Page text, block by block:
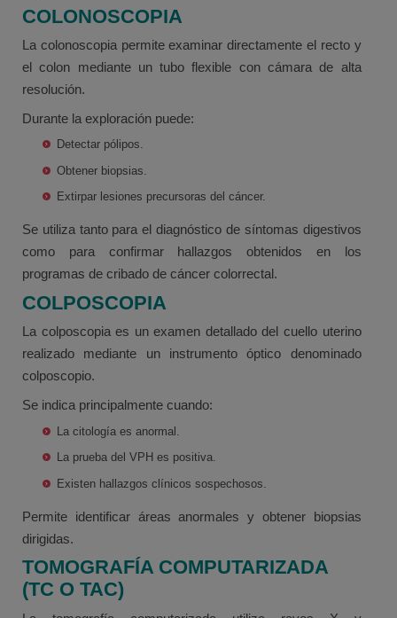
COLONOSCOPIA
La colonoscopia permite examinar directamente el recto y
el colon mediante un tubo flexible con cámara de alta
resolución.
Durante la exploración puede:
Detectar pólipos.
Obtener biopsias.
Extirpar lesiones precursoras del cáncer.
Se utiliza tanto para el diagnóstico de síntomas digestivos
como para confirmar hallazgos obtenidos en los
programas de cribado de cáncer colorrectal.
COLPOSCOPIA
La colposcopia es un examen detallado del cuello uterino
realizado mediante un instrumento óptico denominado
colposcopio.
Se indica principalmente cuando:
La citología es anormal.
La prueba del VPH es positiva.
Existen hallazgos clínicos sospechosos.
Permite identificar áreas anormales y obtener biopsias
dirigidas.
TOMOGRAFÍA COMPUTARIZADA
(TC O TAC)